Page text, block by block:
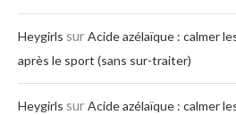
Heygirls surAcide azélaïque : calmer
après le sport (sans sur-traiter)
Heygirls surAcide azélaïque : calmer